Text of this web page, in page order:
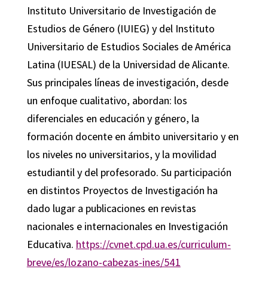
Instituto Universitario de Investigación de
Estudios de Género (IUIEG) y del Instituto
Universitario de Estudios Sociales de América
Latina (IUESAL) de la Universidad de Alicante.
Sus principales líneas de investigación, desde
un enfoque cualitativo, abordan: los
diferenciales en educación y género, la
formación docente en ámbito universitario y en
los niveles no universitarios, y la movilidad
estudiantil y del profesorado. Su participación
en distintos Proyectos de Investigación ha
dado lugar a publicaciones en revistas
nacionales e internacionales en Investigación
Educativa. https://cvnet.cpd.ua.es/curriculum-
breve/es/lozano-cabezas-ines/541